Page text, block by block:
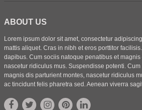
ABOUT US
Lorem ipsum dolor sit amet, consectetur
mattis aliquet. Cras in nibh et eros porttitor
dapibus. Cum sociis natoque penatibus et
nascetur ridiculus mus. Suspendisse potenti.
magnis dis parturient montes, nascetur ridiculus
ac tincidunt felis pharetra sed. Aenean viverra